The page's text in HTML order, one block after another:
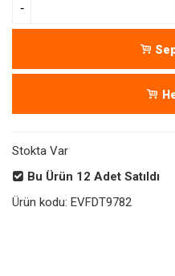
-
Stokta Var
Bu Ürün 12 Adet Satıldı
Ürün kodu: EVFDT9782